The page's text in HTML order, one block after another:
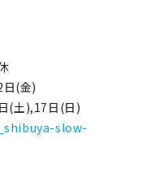
(金)
(土),17日(日)
slow-